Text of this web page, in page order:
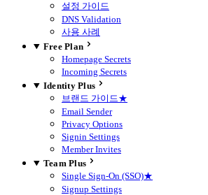
설정 가이드
DNS Validation
사용 사례
Free Plan
Homepage Secrets
Incoming Secrets
Identity Plus
브랜드 가이드★
Email Sender
Privacy Options
Signin Settings
Member Invites
Team Plus
Single Sign-On (SSO)★
Signup Settings